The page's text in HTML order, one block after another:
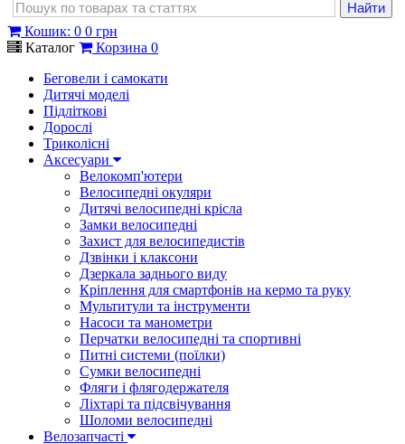
Кошик: 0 0 грн
Каталог
Корзина 0
Беговели і самокати
Дитячі моделі
Підліткові
Дорослі
Триколісні
Аксесуари
Велокомп'ютери
Велосипедні окуляри
Дитячі велосипедні крісла
Замки велосипедні
Захист для велосипедистів
Дзвінки і клаксони
Дзеркала заднього виду
Кріплення для смартфонів на кермо та руку
Мультитули та інструменти
Насоси та манометри
Перчатки велосипедні та спортивні
Питні системи (поїлки)
Сумки велосипедні
Фляги і флягодержателя
Ліхтарі та підсвічування
Шоломи велосипедні
Велозапчасті